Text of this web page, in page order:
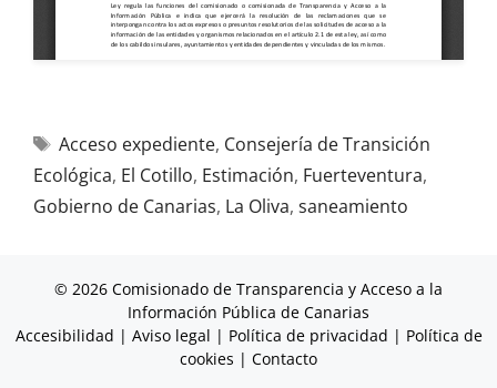
Acceso expediente, Consejería de Transición
Ecológica, El Cotillo, Estimación, Fuerteventura,
Gobierno de Canarias, La Oliva, saneamiento
© 2026 Comisionado de Transparencia y Acceso a la
Información Pública de Canarias
Accesibilidad | Aviso legal | Política de privacidad | Política de
cookies | Contacto